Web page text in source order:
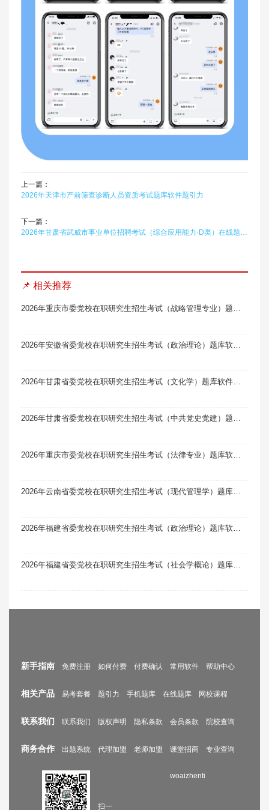
上一篇：
2026年天津市产前筛查诊断人员资质考试题库软件题引力
下一篇：
2026年甘肃省武威市事业单位招聘考试（综合应用能力·D类）在线题库题引力
📌 相关推荐
新手指南 免费注册 如何付费 付费确认 常用软件 帮助中心
相关产品 易考套餐 题引力 手机题库 在线题库 网校课程
联系我们 联系我们 版权声明 隐私条款 会员条款 院校查询
商务合作 出题系统 代理加盟 老师加盟 课堂招商 专业查询
扫一
woaizhenti